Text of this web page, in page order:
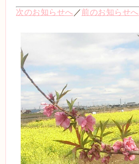
次のお知らせへ ／前のお知らせへ